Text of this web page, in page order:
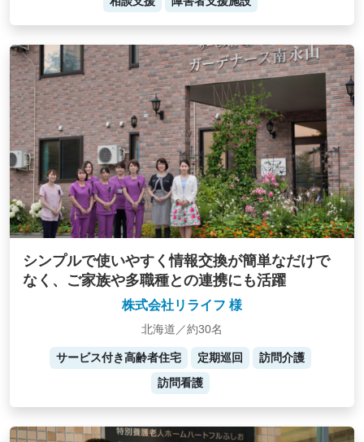
シンプルで使いやすく情報交換が簡単なだけで
なく、ご家族や多職種との連携にも活躍
株式会社リライフ 様
北海道／約30名
サービス付き高齢者住宅 定期巡回
訪問介護
訪問看護